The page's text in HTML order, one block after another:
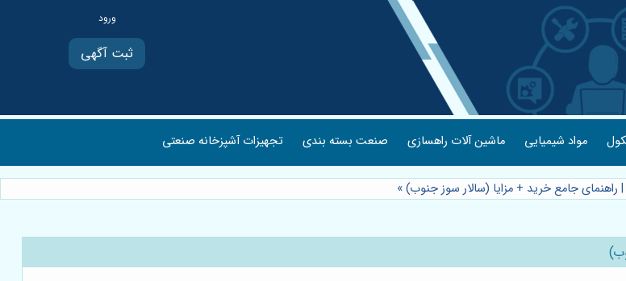
ثبت آگهی
مواد شیمیایی ماشین آلات راهسازی صنعت بسته بندی تجهیزات آشپزخانه صنعتی
راهنمای جامع خرید + مزایا (سالار سوز جنوب)»